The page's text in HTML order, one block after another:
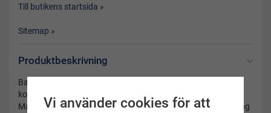
Till butikens startsida »
Sitemap »
Produktbeskrivning
Badmössa Classic Logo Silicon rosa har en mjuk och
komfortabel passform. Dekorativ Arena logotype på.
Materialet är 100% silikon som lämpar sig bra både för träning
Vi använder cookies för att